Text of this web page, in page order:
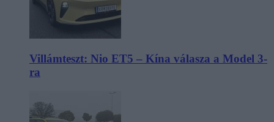
Villámteszt: Nio ET5 – Kína válasza a Model 3-
ra